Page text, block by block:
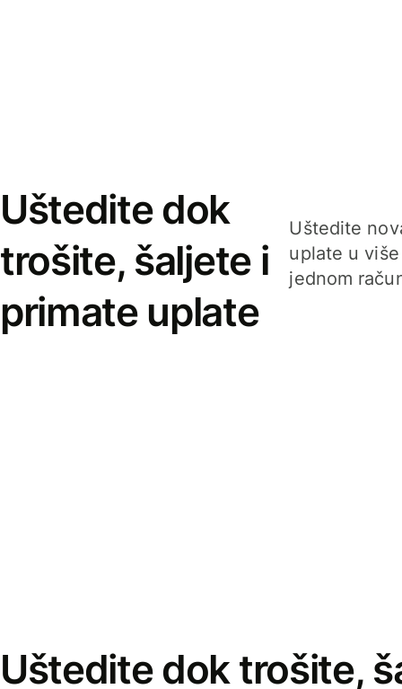
Uštedite dok
trošite, šaljete i
primate uplate
Uštedite
uplate u
jednom
Uštedite dok trošite,